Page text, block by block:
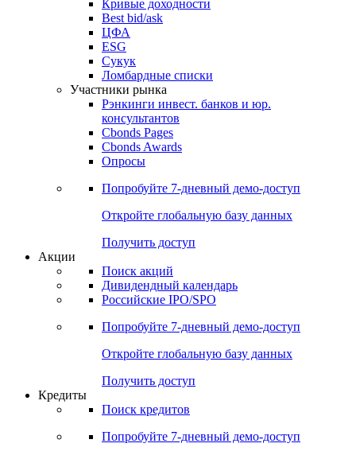
Кривые доходности
Best bid/ask
ЦФА
ESG
Сукук
Ломбардные списки
Участники рынка
Рэнкинги инвест. банков и юр.
консультантов
Cbonds Pages
Cbonds Awards
Опросы
Попробуйте 7-дневный демо-доступ
Откройте глобальную базу данных
Получить доступ
Акции
Поиск акций
Дивидендный календарь
Российские IPO/SPO
Попробуйте 7-дневный демо-доступ
Откройте глобальную базу данных
Получить доступ
Кредиты
Поиск кредитов
Попробуйте 7-дневный демо-доступ